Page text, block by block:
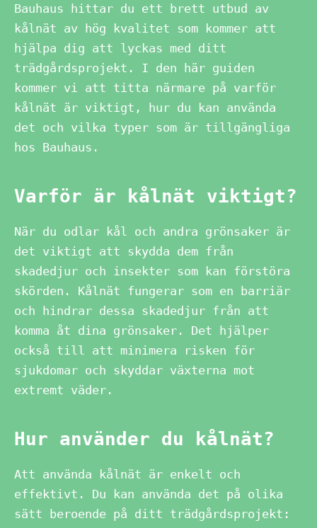
Bauhaus hittar du ett brett utbud av
kålnät av hög kvalitet som kommer att
hjälpa dig att lyckas med ditt
trädgårdsprojekt. I den här guiden
kommer vi att titta närmare på varför
kålnät är viktigt, hur du kan använda
det och vilka typer som är tillgängliga
hos Bauhaus.
Varför är kålnät viktigt?
När du odlar kål och andra grönsaker är
det viktigt att skydda dem från
skadedjur och insekter som kan förstöra
skörden. Kålnät fungerar som en barriär
och hindrar dessa skadedjur från att
komma åt dina grönsaker. Det hjälper
också till att minimera risken för
sjukdomar och skyddar växterna mot
extremt väder.
Hur använder du kålnät?
Att använda kålnät är enkelt och
effektivt. Du kan använda det på olika
sätt beroende på ditt trädgårdsprojekt: